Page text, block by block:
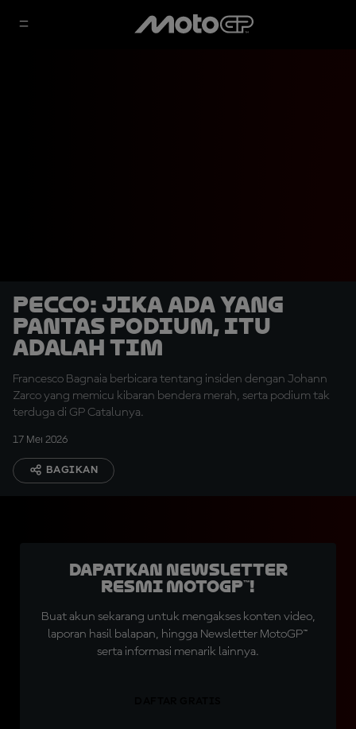
Pecco: Jika Ada yang
Pantas Podium, Itu
adalah Tim
Francesco Bagnaia berbicara tentang insiden dengan Johann
Zarco yang memicu kibaran bendera merah, serta podium tak
terduga di GP Catalunya.
17 Mei 2026
BAGIKAN
Dapatkan Newsletter
Resmi MotoGP™!
Buat akun sekarang untuk mengakses konten video,
laporan hasil balapan, hingga Newsletter MotoGP™
serta informasi menarik lainnya.